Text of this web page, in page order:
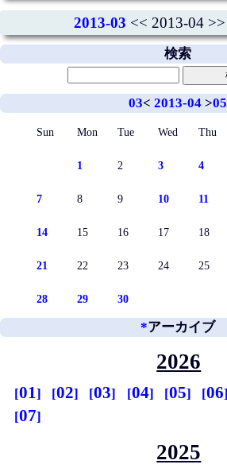
2013-03 << 2013-04 >>
検索
03< 2013-04 >05
Sun Mon Tue Wed Thu
1 2 3 4
7 8 9 10 11
14 15 16 17 18
21 22 23 24 25
28 29 30
*アーカイブ
2026
01 02 03 04 05
06
07
2025